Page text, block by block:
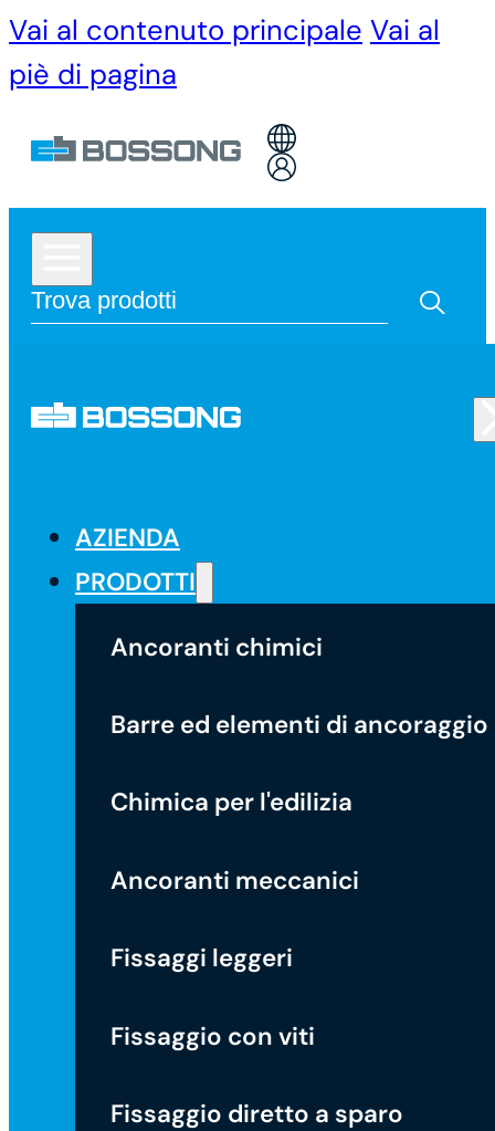
Vai al contenuto principale Vai al
piè di pagina
AZIENDA
PRODOTTI
Ancoranti chimici
Barre ed elementi di ancoraggio
Chimica per l'edilizia
Ancoranti meccanici
Fissaggi leggeri
Fissaggio con viti
Fissaggio diretto a sparo